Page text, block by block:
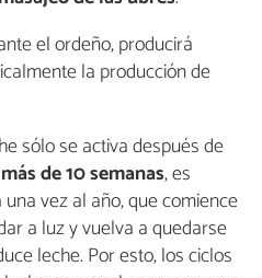
el ordeño, producirá
la producción de
sólo se activa después de
de 10 semanas, es
vez al año, que comience
a luz y vuelva a quedarse
leche. Por esto, los ciclos